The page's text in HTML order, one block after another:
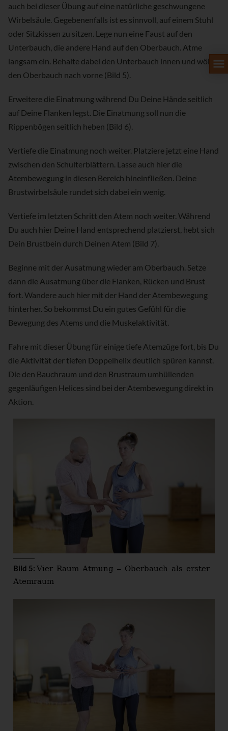
auch bei dieser Übung auf eine natürliche geschwungene
Wirbelsäule. Gegebenenfalls ist es sinnvoll, auf einem Stuhl
oder Sitzkissen zu sitzen. Lege nun eine Faust auf den
Unterbauch, die andere Hand auf den Oberbauch. Atme
langsam ein. Behalte dabei den Unterbauch innen und wölbe
den Oberbauch nach vorne (Bild 5).
Erweitere die Einatmung während Du Deine Hände seitlich
auf Deine Flanken legst. Die Einatmung soll nun die
Rippenbögen seitlich heben (Bild 6).
Vertiefe die Einatmung noch weiter. Platziere jetzt eine Hand
zwischen den Schulterblättern. Lasse auch hier die
Atembewegung in diesen Bereich hineinfließen. Deine
Brustwirbelsäule rundet sich dabei ein wenig.
Vertiefe im letzten Schritt den Atem noch weiter. Während
Du auch hier Deine Hand entsprechend platzierst, hebt sich
Dein Brustbein durch Deinen Atem (Bild 7).
Beginne mit der Ausatmung wieder am Oberbauch. Setze
dann die Ausatmung über die Flanken, Rücken und Brust
fort. Wandere auch hier mit der Hand der Atembewegung
hinterher. So bekommst Du ein gutes Gefühl für die
Bewegung des Atems und die Muskelaktivität.
Fahre mit dieser Übung für einige tiefe Atemzüge fort, bis Du
die Aktivität der tiefen Doppelhelix deutlich spüren kannst.
Die den Bauchraum und den Brustraum umhüllenden
gegenläufigen Helices sind bei der Atembewegung direkt in
Aktion.
Bild 5: Vier Raum Atmung – Oberbauch als erster
Atemraum